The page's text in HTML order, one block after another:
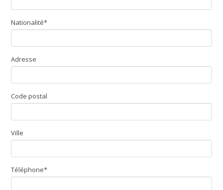
Nationalité*
Adresse
Code postal
Ville
Téléphone*